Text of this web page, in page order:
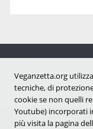
Notizie
Veganzetta.org
tecniche, di
cookie se non quelli
Youtube) incorporati
più visita la pagina